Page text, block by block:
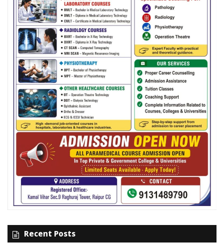
Recent Posts